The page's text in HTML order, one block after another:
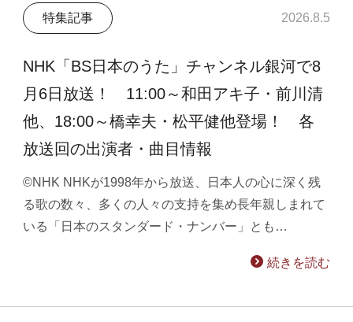
特集記事 2026.8.5
NHK「BS日本のうた」チャンネル銀河で8
月6日放送！ 11:00～和田アキ子・前川清
他、18:00～橋幸夫・松平健他登場！ 各
放送回の出演者・曲目情報
©NHK NHKが1998年から放送、日本人の心に深く残
る歌の数々、多くの人々の支持を集め長年親しまれて
いる「日本のスタンダード・ナンバー」とも…
続きを読む